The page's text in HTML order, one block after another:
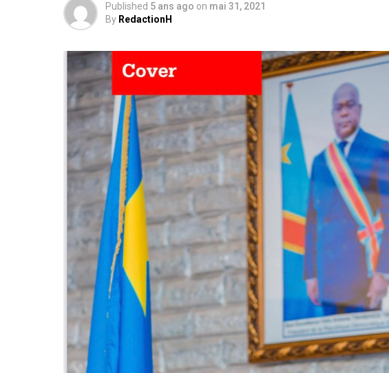
Published 5 ans ago on mai 31, 2021
By RedactionH